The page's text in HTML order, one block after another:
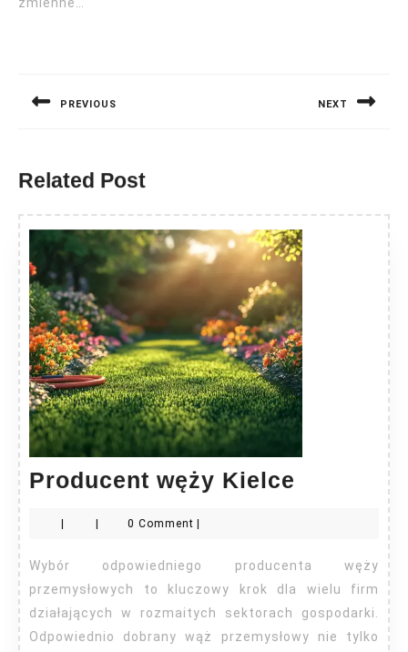
PREVIOUS NEXT
Related Post
Producent węży Kielce
0 Comment
Wybór odpowiedniego producenta węży
przemysłowych to kluczowy krok dla wielu firm
działających w rozmaitych sektorach gospodarki.
Odpowiednio dobrany wąż przemysłowy nie tylko